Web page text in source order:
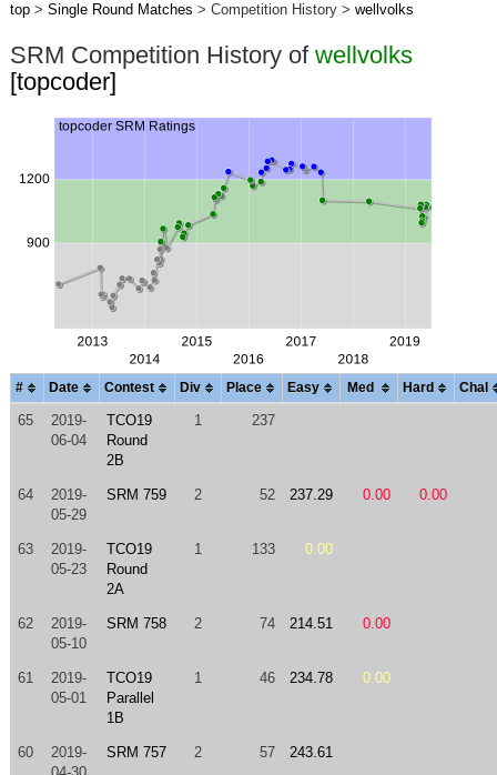
top> Single Round Matches > Competition History > wellvolks
SRM Competition History of wellvolks
[topcoder]
# Date Contest Div Place Easy Med Hard Chal
65
2019-
06-04
TCO19
Round
2B
1 237
64
2019-
05-29
SRM 759 2 52 237.29 0.00 0.00
63
2019-
05-23
TCO19
Round
2A
1 133 0.00
62
2019-
05-10
SRM 758 2 74 214.51 0.00
61
2019-
05-01
TCO19
Parallel
1B
1 46 234.78 0.00
60
2019-
SRM 757 2 57 243.61